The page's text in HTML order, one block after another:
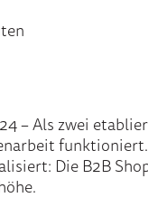
– Als zwei
Die B2B